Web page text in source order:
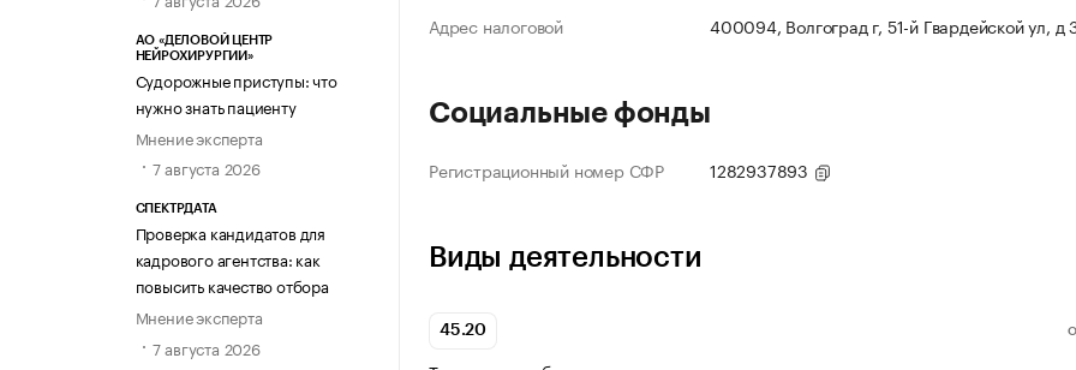
АО «ДЕЛОВОЙ ЦЕНТР
НЕЙРОХИРУРГИИ»
Судорожные приступы: что
нужно знать пациенту
Мнение эксперта
7 августа 2026
СПЕКТРДАТА
Проверка кандидатов для
кадрового агентства: как
повысить качество отбора
Мнение эксперта
7 августа 2026
Адрес налоговой
400094, Волгоград г, 51-й Гвардейской ул, д
Социальные фонды
Регистрационный номер СФР 1282937893
Виды деятельности
45.20